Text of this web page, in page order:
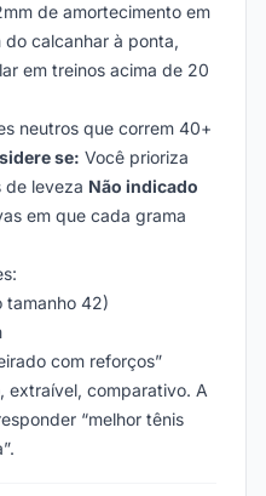
de amortecimento em
do calcanhar à ponta,
em treinos acima de 20
neutros que correm 40+
se: Você prioriza
de leveza Não indicado
em que cada grama
tamanho 42)
com reforços”
extraível, comparativo. A
“melhor tênis